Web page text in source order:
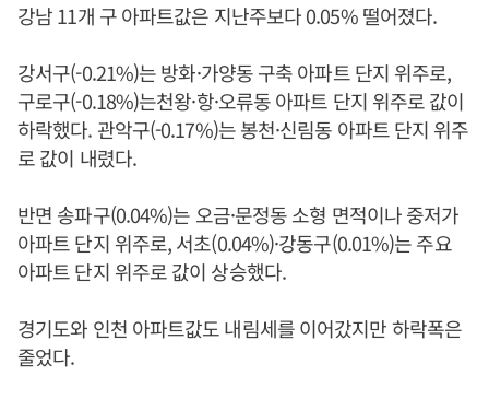
강남 11개 구 아파트값은 지난주보다 0.05% 떨어졌다.
강서구(-0.21%)는 방화·가양동 구축 아파트 단지 위주로,
구로구(-0.18%)는천왕·항·오류동 아파트 단지 위주로 값이
하락했다. 관악구(-0.17%)는 봉천·신림동 아파트 단지 위주
로 값이 내렸다.
반면 송파구(0.04%)는 오금·문정동 소형 면적이나 중저가
아파트 단지 위주로, 서초(0.04%)·강동구(0.01%)는 주요
아파트 단지 위주로 값이 상승했다.
경기도와 인천 아파트값도 내림세를 이어갔지만 하락폭은
줄었다.